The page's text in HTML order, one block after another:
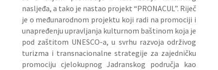
nasljeđa, a tako je nastao projekt “PRONACUL”. Riječ
je o međunarodnom projektu koji radi na promociji i
unapređenju upravljanja kulturnom baštinom koja je
pod zaštitom UNESCO-a, u svrhu razvoja održivog
turizma i transnacionalne strategije za zajedničku
promociju cjelokupnog Jadranskog područja kao